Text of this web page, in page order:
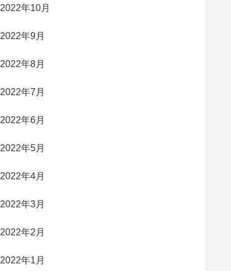
2022年10月
2022年9月
2022年8月
2022年7月
2022年6月
2022年5月
2022年4月
2022年3月
2022年2月
2022年1月